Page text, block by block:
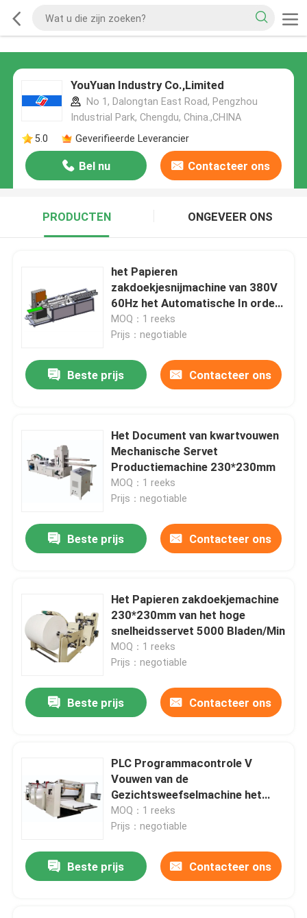
YouYuan Industry Co.,Limited
No 1, Dalongtan East Road, Pengzhou
Industrial Park, Chengdu, China.,CHINA
5.0
Geverifieerde Leverancier
Bel nu Contacteer ons
PRODUCTEN ONGEVEER ONS
het Papieren
zakdoekjesnijmachine van 380V
60Hz het Automatische In orde
maken
MOQ：1 reeks
Prijs：negotiable
Beste prijs Contacteer ons
Het Document van kwartvouwen
Mechanische Servet
Productiemachine 230*230mm
MOQ：1 reeks
Prijs：negotiable
Beste prijs Contacteer ons
Het Papieren zakdoekjemachine
230*230mm van het hoge
snelheidsservet 5000 Bladen/Min
MOQ：1 reeks
Prijs：negotiable
Beste prijs Contacteer ons
PLC Programmacontrole V
Vouwen van de
Gezichtsweefselmachine het
Staal aan Staal maakt 100m/Min
in reliëf
MOQ：1 reeks
Prijs：negotiable
Beste prijs Contacteer ons